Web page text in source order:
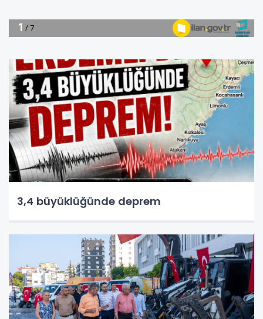
3,4 büyüklüğünde deprem